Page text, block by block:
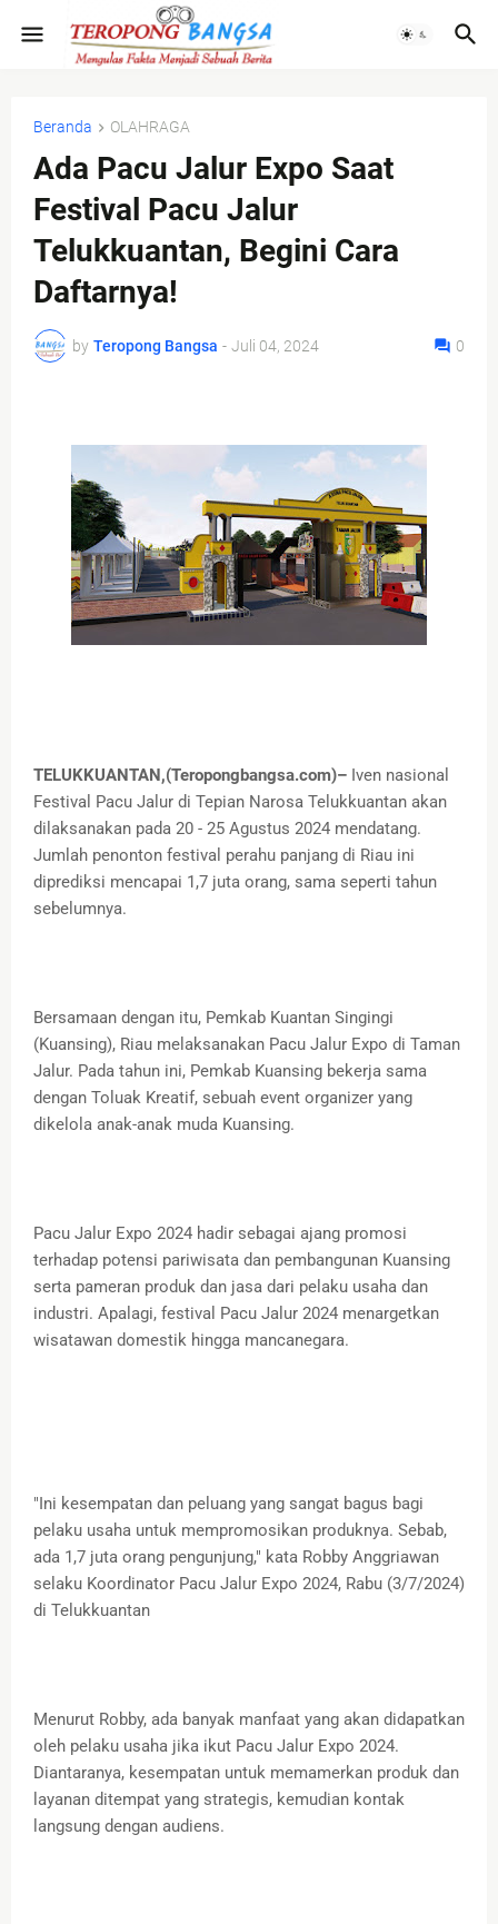
Beranda OLAHRAGA
Ada Pacu Jalur Expo Saat
Festival Pacu Jalur
Telukkuantan, Begini Cara
Daftarnya!
by Teropong Bangsa - Juli 04, 2024 0
TELUKKUANTAN,(Teropongbangsa.com)– Iven nasional
Festival Pacu Jalur di Tepian Narosa Telukkuantan akan
dilaksanakan pada 20 - 25 Agustus 2024 mendatang.
Jumlah penonton festival perahu panjang di Riau ini
diprediksi mencapai 1,7 juta orang, sama seperti tahun
sebelumnya.
Bersamaan dengan itu, Pemkab Kuantan Singingi
(Kuansing), Riau melaksanakan Pacu Jalur Expo di Taman
Jalur. Pada tahun ini, Pemkab Kuansing bekerja sama
dengan Toluak Kreatif, sebuah event organizer yang
dikelola anak-anak muda Kuansing.
Pacu Jalur Expo 2024 hadir sebagai ajang promosi
terhadap potensi pariwisata dan pembangunan Kuansing
serta pameran produk dan jasa dari pelaku usaha dan
industri. Apalagi, festival Pacu Jalur 2024 menargetkan
wisatawan domestik hingga mancanegara.
"Ini kesempatan dan peluang yang sangat bagus bagi
pelaku usaha untuk mempromosikan produknya. Sebab,
ada 1,7 juta orang pengunjung," kata Robby Anggriawan
selaku Koordinator Pacu Jalur Expo 2024, Rabu (3/7/2024)
di Telukkuantan
Menurut Robby, ada banyak manfaat yang akan didapatkan
oleh pelaku usaha jika ikut Pacu Jalur Expo 2024.
Diantaranya, kesempatan untuk memamerkan produk dan
layanan ditempat yang strategis, kemudian kontak
langsung dengan audiens.